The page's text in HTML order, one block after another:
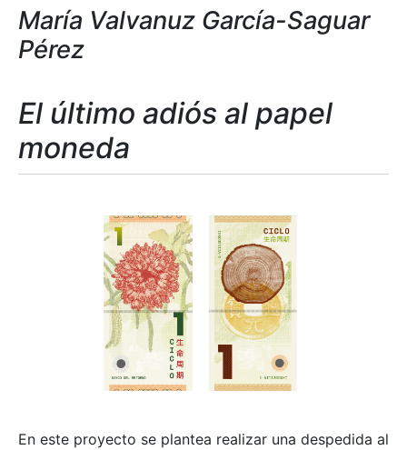
María Valvanuz García-Saguar
Pérez
El último adiós al papel
moneda
En este proyecto se plantea realizar una despedida al